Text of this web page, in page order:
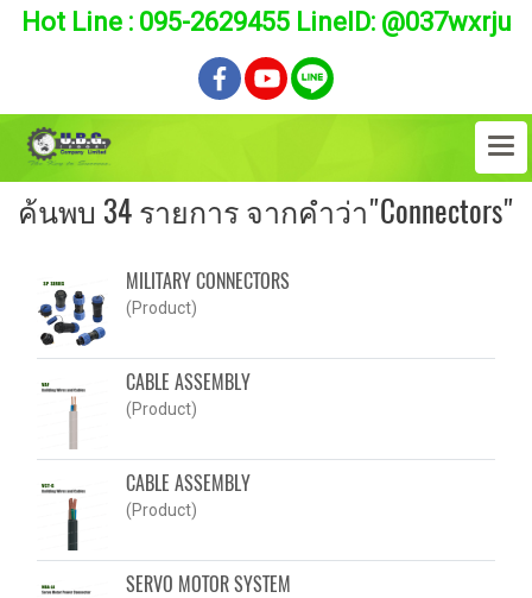
Hot Line : 095-2629455 LineID: @037wxrju
ค้นพบ 34 รายการ จากคำว่า"Connectors"
MILITARY CONNECTORS
(Product)
CABLE ASSEMBLY
(Product)
CABLE ASSEMBLY
(Product)
SERVO MOTOR SYSTEM